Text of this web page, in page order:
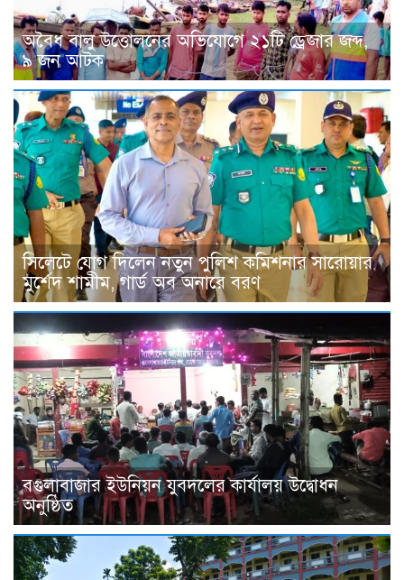
অবৈধ বালু উত্তোলনের অভিযোগে ২১টি ড্রেজার জব্দ,
৯ জন আটক
সিলেটে যোগ দিলেন নতুন পুলিশ কমিশনার সারোয়ার
মুর্শেদ শামীম, গার্ড অব অনারে বরণ
বগুলাবাজার ইউনিয়ন যুবদলের কার্যালয় উদ্বোধন
অনুষ্ঠিত